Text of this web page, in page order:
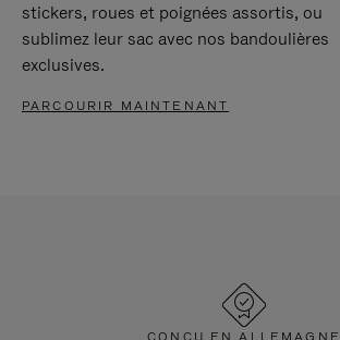
stickers, roues et poignées assortis, ou
sublimez leur sac avec nos bandoulières
exclusives.
PARCOURIR MAINTENANT